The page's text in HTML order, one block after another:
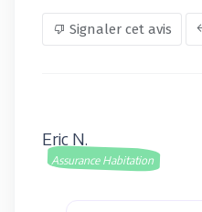
Signaler cet avis
Eric N.
Assurance Habitation